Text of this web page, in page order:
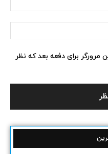
سایت:
برای دفعه بعد که نظر